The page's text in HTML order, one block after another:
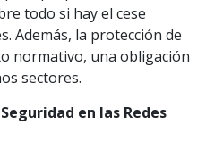
todo si hay el cese
Además, la protección de
normativo, una obligación
sectores.
en las Redes